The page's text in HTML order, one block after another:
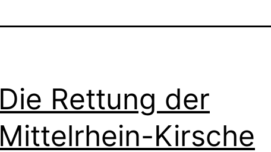
Die Rettung der
Mittelrhein-Kirsche